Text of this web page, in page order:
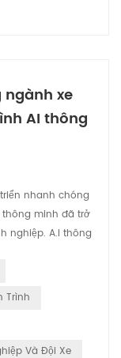
ngành xe
AI thông
nhanh chóng
minh đã trở
nghiệp. A.I thông
toàn diện
minh cung
Trình
Và Đội Xe